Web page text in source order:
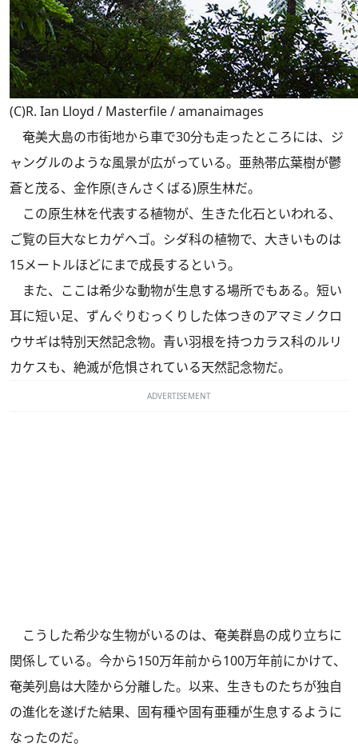
(C)R. Ian Lloyd / Masterfile / amanaimages
奄美大島の市街地から車で30分も走ったところには、ジ
ャングルのような風景が広がっている。亜熱帯広葉樹が鬱
蒼と茂る、金作原(きんさくばる)原生林だ。
この原生林を代表する植物が、生きた化石といわれる、
ご覧の巨大なヒカゲヘゴ。シダ科の植物で、大きいものは
15メートルほどにまで成長するという。
また、ここは希少な動物が生息する場所でもある。短い
耳に短い足、ずんぐりむっくりした体つきのアマミノクロ
ウサギは特別天然記念物。青い羽根を持つカラス科のルリ
カケスも、絶滅が危惧されている天然記念物だ。
ADVERTISEMENT
こうした希少な生物がいるのは、奄美群島の成り立ちに
関係している。今から150万年前から100万年前にかけて、
奄美列島は大陸から分離した。以来、生きものたちが独自
の進化を遂げた結果、固有種や固有亜種が生息するように
なったのだ。